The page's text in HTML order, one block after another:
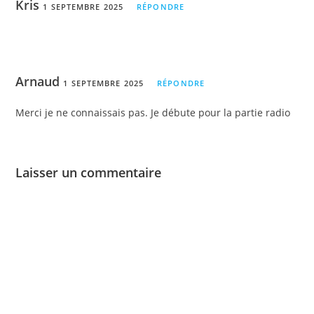
Kris 1 SEPTEMBRE 2025 RÉPONDRE
Arnaud 1 SEPTEMBRE 2025 RÉPONDRE
Merci je ne connaissais pas. Je débute pour la partie radio
Laisser un commentaire